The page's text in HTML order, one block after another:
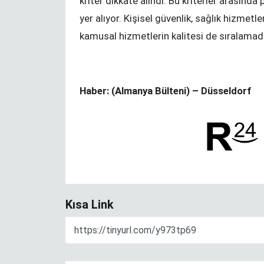
yer alıyor. Kişisel güvenlik, sağlık
kamusal hizmetlerin kalitesi de
Haber: (Almanya Bülteni) – Düsseldorf
Kısa Link
Kündigung während der
Corona-Krise?